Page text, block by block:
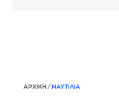
ΑΡΧΙΚΗ / ΝΑΥΤΙΛΙΑ